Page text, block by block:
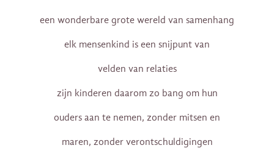
een wonderbare grote wereld van samenhang
elk mensenkind is een snijpunt van
velden van relaties
zijn kinderen daarom zo bang om hun
ouders aan te nemen, zonder mitsen en
maren, zonder verontschuldigingen